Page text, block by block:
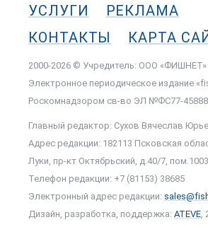
УСЛУГИ
РЕКЛАМА
КОНТАКТЫ
КАРТА
2000-2026 © Учредитель: ООО «ФИШНЕТ»
Электронное периодическое издание
Роскомнадзором cв-во ЭЛ №ФС77-45888
Главный редактор: Сухов Вячеслав
Адрес редакции: 182113 Псковская
Луки, пр-кт Октябрьский, д.40/7, пом.1003
Телефон редакции: +7 (81153) 38685
Электронный адрес редакции:
Дизайн, разработка, поддержка: ATEVE